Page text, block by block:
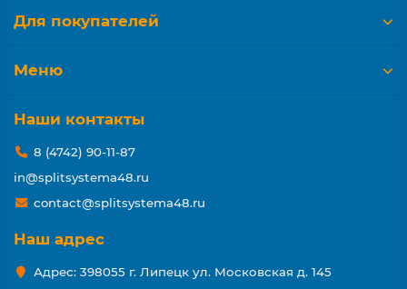
Для покупателей
Меню
Наши контакты
8 (4742) 90-11-87
in@splitsystema48.ru
contact@splitsystema48.ru
Наш адрес
Адрес: 398055 г. Липецк ул. Московская д. 145